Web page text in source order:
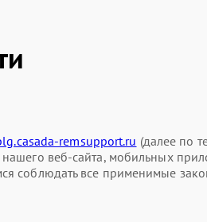
remsupport.ru (далее по
веб-сайта, мобильных
соблюдать все применимые